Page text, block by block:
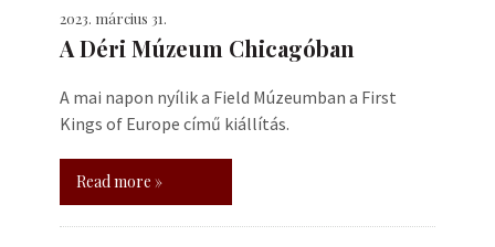
2023. március 31.
A Déri Múzeum Chicagóban
A mai napon nyílik a Field Múzeumban a First
Kings of Europe című kiállítás.
Read more »